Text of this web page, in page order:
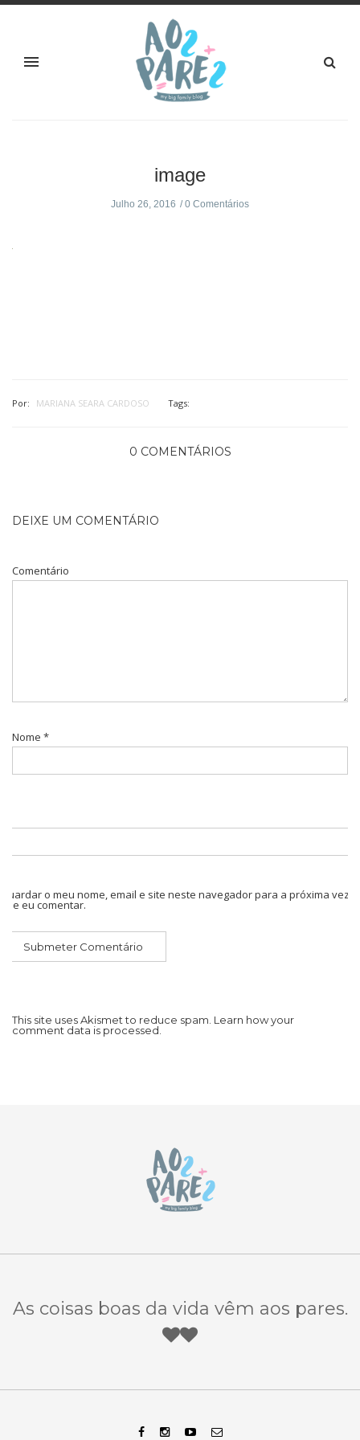
image
Julho 26, 2016 0 Comentários
Por: MARIANA SEARA CARDOSO Tags:
0 COMENTÁRIOS
DEIXE UM COMENTÁRIO
Comentário
Nome *
Guardar o meu nome, email e site neste navegador para a próxima vez
que eu comentar.
This site uses Akismet to reduce spam. Learn how your
comment data is processed.
As coisas boas da vida vêm aos pares.